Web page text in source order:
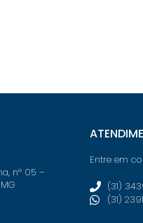
nº 05 –
Entre em
(31)
(31)